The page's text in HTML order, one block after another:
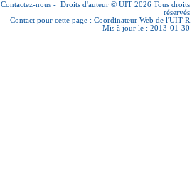
Contactez-nous - Droits d'auteur © UIT 2026 Tous droits
réservés
Contact pour cette page : Coordinateur Web de l'UIT-R
Mis à jour le : 2013-01-30